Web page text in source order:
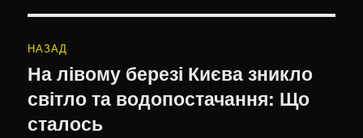
записів
НАЗАД
Попередній
запис:
На лівому березі Києва зникло
світло та водопостачання: Що
сталось